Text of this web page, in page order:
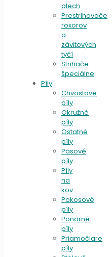
plech
Prestrihovače
roxorov
a
závitových
tyčí
Strihače
špeciálne
Píly
Chvostové
píly
Okružné
píly
Ostatné
píly
Pásové
píly
Píly
na
kov
Pokosové
píly
Ponorné
píly
Priamočiare
píly